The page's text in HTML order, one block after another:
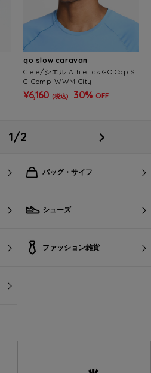
go slow caravan
Ciele/シエル Athletics GO Cap S
C-Comp-WWM City
¥6,160 (税込) 30% OFF
1/2
バッグ・サイフ
シューズ
ファッション雑貨